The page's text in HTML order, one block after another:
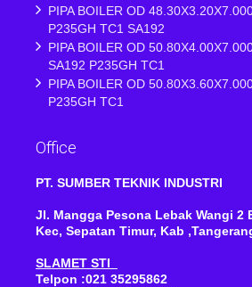
PIPA BOILER OD
P235GH TC1 SA192
PIPA BOILER OD
SA192 P235GH TC1
PIPA BOILER OD
P235GH TC1
Office
PT. SUMBER TEKNIK INDUSTRI
Jl. Mangga Pesona Lebak Wangi 2
Kec, Sepatan Timur, Kab
SLAMET STI
Telpon :021 35295862